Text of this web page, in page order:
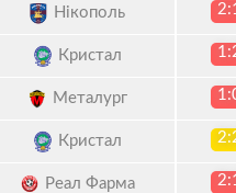
Нікополь
Кристал
Металург
Кристал
Реал Фарма